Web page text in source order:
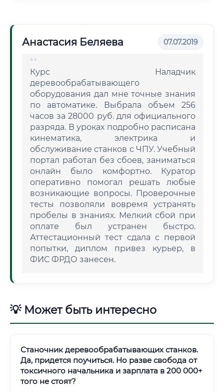
Анастасия Беляева 07.07.2019
Курс Наладчик
деревообрабатывающего
оборудования дал мне точные знания
по автоматике. Выбрала объем 256
часов за 28000 руб. для официального
разряда. В уроках подробно расписана
кинематика, электрика и
обслуживание станков с ЧПУ. Учебный
портал работал без сбоев, заниматься
онлайн было комфортно. Куратор
оперативно помогал решать любые
возникающие вопросы. Проверочные
тесты позволяли вовремя устранять
пробелы в знаниях. Мелкий сбой при
оплате был устранен быстро.
Аттестационный тест сдала с первой
попытки, диплом привез курьер, в
ФИС ФРДО занесен.
💡 Может быть интересно
Станочник деревообрабатывающих станков.
Да, придется поучиться. Но разве свобода от
токсичного начальника и зарплата в 200 000+
того не стоят?